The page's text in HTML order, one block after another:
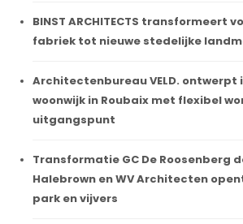
BINST ARCHITECTS transformeert
fabriek tot nieuwe stedelijke
Architectenbureau VELD. ontwerpt
woonwijk in Roubaix met flexibel
uitgangspunt
Transformatie GC De Roosenberg
Halebrown en WV Architecten
park en vijvers